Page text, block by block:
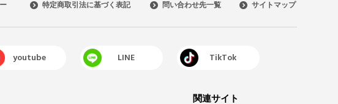
特定商取引法に基づく表記 問い合わせ先一覧 サイトマップ
youtube LINE TikTok
関連サイト